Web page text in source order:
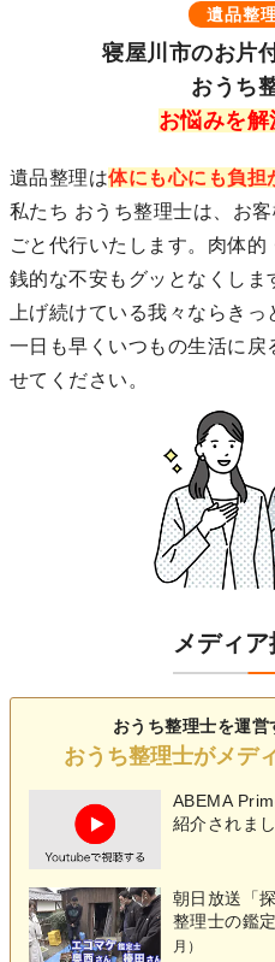
遺品整
寝屋川市のお片
おうち
お悩みを解
遺品整理は体にも心にも負担
私たち おうち整理士は、お
ごと代行いたします。肉体
銭的な不安もグッとなくしま
上げ続けている我々ならきっ
一日も早くいつもの生活に戻
せてください。
メディ
おうち整理士を運営
おうち整理士がメデ
ABEMA
紹介されま
朝日放送「
整理士の鑑
月）